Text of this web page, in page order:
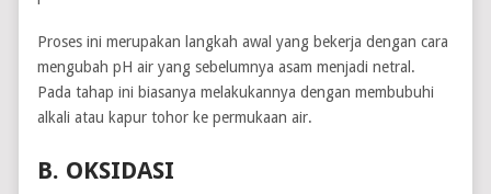
Proses ini merupakan langkah awal yang bekerja dengan cara
mengubah pH air yang sebelumnya asam menjadi netral.
Pada tahap ini biasanya melakukannya dengan membubuhi
alkali atau kapur tohor ke permukaan air.
B. OKSIDASI